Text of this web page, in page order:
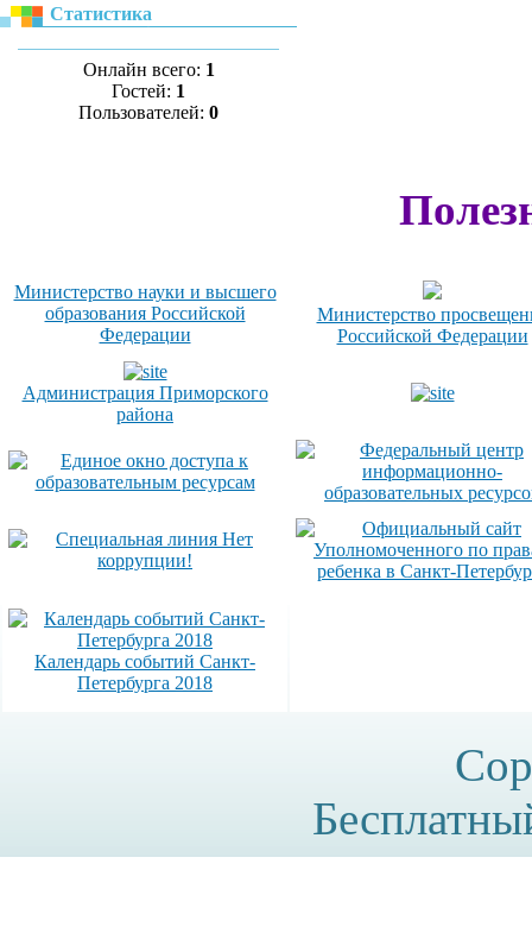
Статистика
Онлайн всего: 1
Гостей: 1
Пользователей: 0
Министерство науки и высшего
образования Российской
Федерации
Министерство
Российской Федерации
Администрация Приморского
района
Календарь событий Санкт-
Петербурга 2018